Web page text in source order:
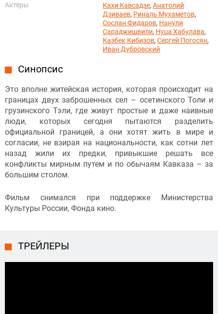
Актёры
Кахи Кавсадзе,Анатолий
Дзиваев, Риналь Мухаметов,
Сослан Фидаров, Нанули
Сараджишвили, Нуца Хабулава,
Казбек Кибизов,Сергей Погосян,
Иван Дубровский
Синопсис
Это вполне житейская история, которая происходит на
границах двух заброшенных сел – осетинского Толи и
грузинского Тэли, где живут простые и даже наивные
люди, которых сегодня пытаются разделить
официальной границей, а они хотят жить в мире и
согласии, не взирая на национальности, как сотни лет
назад жили их предки, привыкшие решать все
конфликты мирным путем и по обычаям Кавказа – за
большим столом.
Фильм снимался при поддержке Министерства
Культуры России, Фонда кино.
ТРЕЙЛЕРЫ